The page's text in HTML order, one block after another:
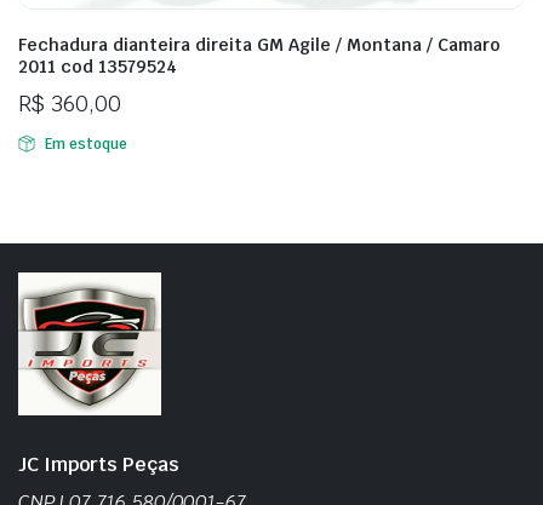
Fechadura dianteira direita GM Agile / Montana / Camaro
2011 cod 13579524
R$ 360,00
Em estoque
JC Imports Peças